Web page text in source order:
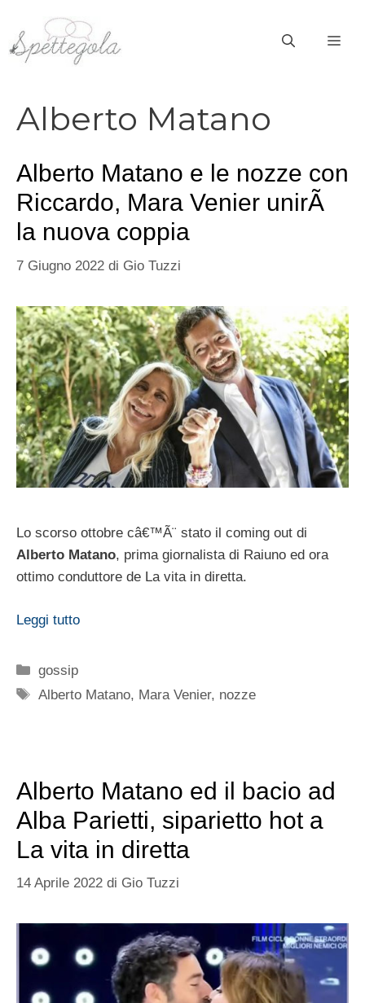
contenuto
Alberto Matano
Alberto Matano e le nozze con
Riccardo, Mara Venier unirÃ
la nuova coppia
7 Giugno 2022 di Gio Tuzzi
Lo scorso ottobre câ€™Ã¨ stato il coming out di
Alberto Matano, prima giornalista di Raiuno ed ora
ottimo conduttore de La vita in diretta.
Leggi tutto
Categorie
gossip
Tag
Alberto Matano, Mara Venier, nozze
Alberto Matano ed il bacio ad
Alba Parietti, siparietto hot a
La vita in diretta
14 Aprile 2022 di Gio Tuzzi